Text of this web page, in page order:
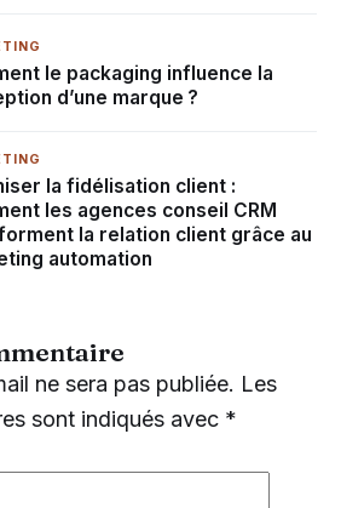
le packaging influence la
d’une marque ?
la fidélisation client :
les agences conseil CRM
la relation client grâce au
automation
ne sera pas publiée. Les
sont indiqués avec *